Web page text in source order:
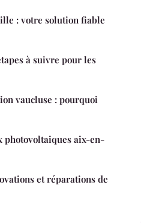
: votre solution fiable
à suivre pour les
vaucluse : pourquoi
photovoltaiques aix-en-
et réparations de